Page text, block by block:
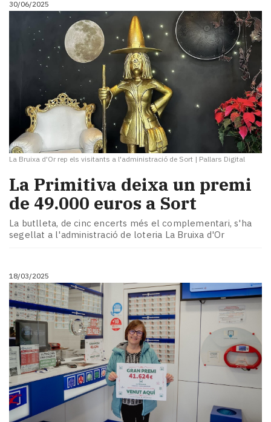
i
turisme
Cultura
Esports
tant!
mitjans
El
temps
Reportatges
Entrevistes
Enquestes
A
escena!
Dis
Subscriptors
La
newsletter
del
Pallars
Contingut
patrocinat
Lo
més
llegit...
Editorial
30/06/2025
La Bruixa d'Or rep els visitants a l'administració de Sort | Pallars Digital
La Primitiva deixa un premi
de 49.000 euros a Sort
La butlleta, de cinc encerts més el complementari, s'ha
segellat a l'administració de loteria La Bruixa d'Or
18/03/2025